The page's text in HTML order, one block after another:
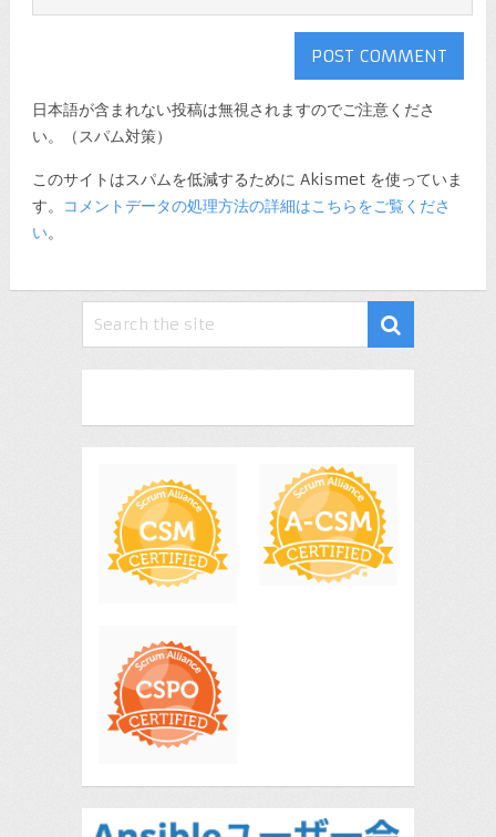
日本語が含まれない投稿は無視されますのでご注意くださ
い。（スパム対策）
このサイトはスパムを低減するために Akismet を使っていま
す。
コメントデータの処理方法の詳細はこちらをご覧くださ
い。